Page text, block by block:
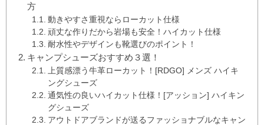
方
動きやすさ重視ならローカット仕様
頑丈な作りだから岩場も安全！ハイカット仕様
耐水性やデザインも靴選びのポイント！
キャンプシューズおすすめ３選！
上質感漂う牛革ローカット！[RDGO] メンズ ハイキ
ングシューズ
通気性の良いハイカット仕様！[アッション] ハイキン
グシューズ
アウトドアブランドが送るファッショナブルなキャン